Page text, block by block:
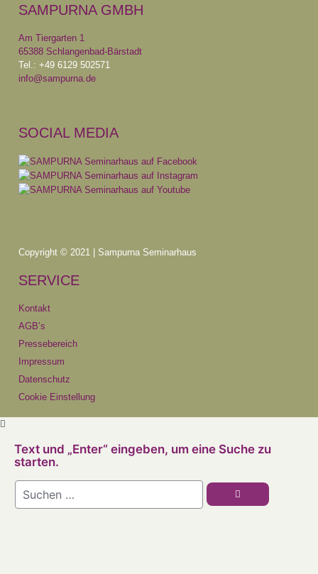
SAMPURNA GMBH
Am Tiergarten 1
65388 Schlangenbad-Bärstadt
Tel.: +49 6129 502571
info@sampurna.de
SOCIAL MEDIA
Copyright © 2021 | Sampurna Seminarhaus
SERVICE
Kontakt
AGB’s
Pressebereich
Impressum
Datenschutz
Cookie Einstellung
Text und „Enter“ eingeben, um eine Suche zu
starten.